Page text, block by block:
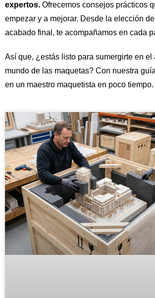
expertos. Ofrecemos consejos prácticos
empezar y a mejorar. Desde la elección
acabado final, te acompañamos en cada
Así que, ¿estás listo para sumergirte en el
mundo de las maquetas? Con nuestra
en un maestro maquetista en poco tiempo.